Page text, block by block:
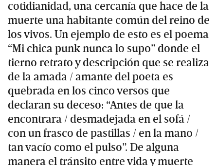
cotidianidad, una cercanía que hace de la
muerte una habitante común del reino de
los vivos. Un ejemplo de esto es el poema
“Mi chica punk nunca lo supo” donde el
tierno retrato y descripción que se realiza
de la amada / amante del poeta es
quebrada en los cinco versos que
declaran su deceso: “Antes de que la
encontrara / desmadejada en el sofá /
con un frasco de pastillas / en la mano /
tan vacío como el pulso”. De alguna
manera el tránsito entre vida y muerte